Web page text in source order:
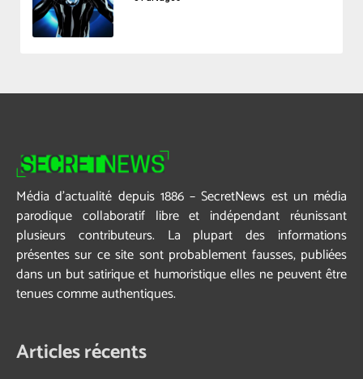
Média d’actualité depuis 1886 – SecretNews est un média
parodique collaboratif libre et indépendant réunissant
plusieurs contributeurs. La plupart des informations
présentes sur ce site sont probablement fausses, publiées
dans un but satirique et humoristique elles ne peuvent être
tenues comme authentiques.
Articles récents